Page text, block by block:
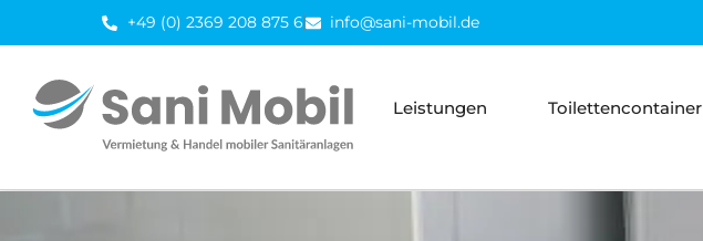
+49 (0) 2369 208 875 6 info@sani-mobil.de
Leistungen Toilettencontainer